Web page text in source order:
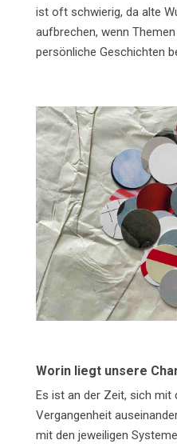
ist oft schwierig, da alte
aufbrechen, wenn
persönliche Geschichten
Worin liegt unsere
Es ist an der Zeit, sich mit
Vergangenheit
mit den jeweiligen